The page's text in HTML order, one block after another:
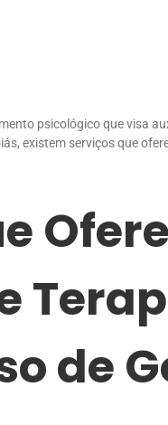
psicológico que visa
existem serviços que
de